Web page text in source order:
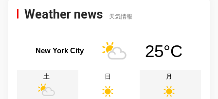
Weather news 天気情報
New York City 25°C
土 日 月